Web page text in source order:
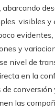
visibles y
evidentes,
y
nivel de
en la
conversión
las